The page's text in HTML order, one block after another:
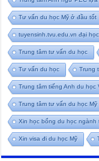
Tư vấn du học Mỹ ở đầu tốt
tuyensinh.tvu.edu.vn đại
Trung tâm tư vấn du học
Tư vấn du học Trung
Trung tâm tiếng Anh du học
Trung tâm tư vấn du học Mỹ
Xin học bổng du học ngành
Xin visa đi du học Mỹ